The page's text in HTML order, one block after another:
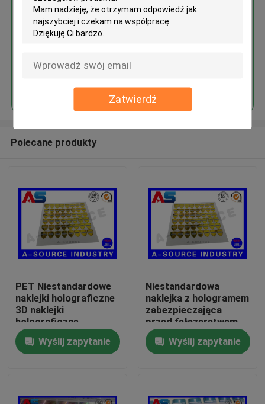
Zatwierdź
Dom
O nas
naklejki Honeycomb
bezpieczeństwo holograficzny
Naklejka Rolls 76mm Rozmiar
Polecane produkty
PET Niestandardowe
naklejki holograficzne
3D naklejki
holograficzne
Wyślij zapytanie
Niestandardowa
naklejka z hologramem
zabezpieczająca
przed fałszerstwem
Gold Security z
nakładką na numer
seryjny / zarysowania
Wyślij zapytanie